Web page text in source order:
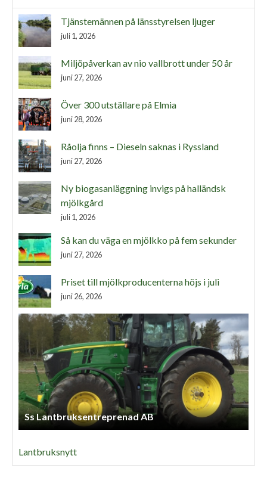
Tjänstemännen på länsstyrelsen ljuger
juli 1, 2026
Miljöpåverkan av nio vallbrott under 50 år
juni 27, 2026
Över 300 utställare på Elmia
juni 28, 2026
Råolja finns – Dieseln saknas i Ryssland
juni 27, 2026
Ny biogasanläggning invigs på halländsk
mjölkgård
juli 1, 2026
Så kan du väga en mjölkko på fem sekunder
juni 27, 2026
Priset till mjölkproducenterna höjs i juli
juni 26, 2026
Ss Lantbruksentreprenad AB
Lantbruksnytt